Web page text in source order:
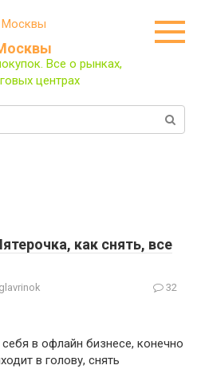
Все о рынках,
центрах
как снять, все
glavrinok 32
в офлайн бизнесе, конечно
в голову, снять